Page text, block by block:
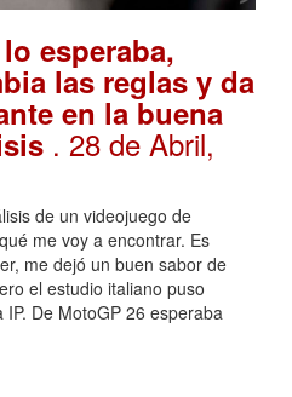
esperaba,
las reglas y da
en la buena
. 28 de Abril,
de un videojuego de
me voy a encontrar. Es
me dejó un buen sabor de
el estudio italiano puso
De MotoGP 26 esperaba